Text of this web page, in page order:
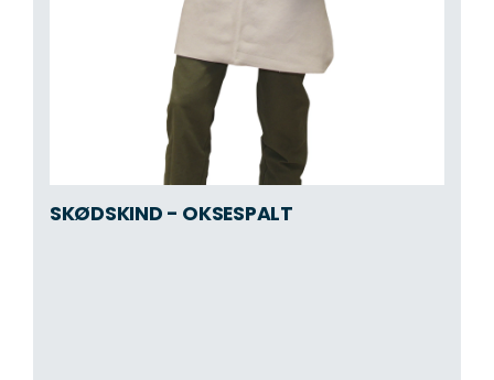
SKØDSKIND - OKSESPALT